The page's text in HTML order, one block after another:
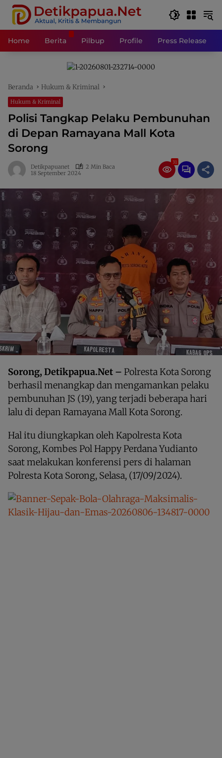
Langsung
konten
Home
Berita Pilbup Profile Press Release
Beranda Hukum & Kriminal
Hukum & Kriminal
Polisi Tangkap Pelaku Pembunuhan
di Depan Ramayana Mall Kota
Sorong
Detikpapuanet
2 Min Baca
18 September 2024
31
Sorong, Detikpapua.Net – Polresta Kota Sorong
berhasil menangkap dan mengamankan pelaku
pembunuhan JS (19), yang terjadi beberapa hari
lalu di depan Ramayana Mall Kota Sorong.
Hal itu diungkapkan oleh Kapolresta Kota
Sorong, Kombes Pol Happy Perdana Yudianto
saat melakukan konferensi pers di halaman
Polresta Kota Sorong, Selasa, (17/09/2024).